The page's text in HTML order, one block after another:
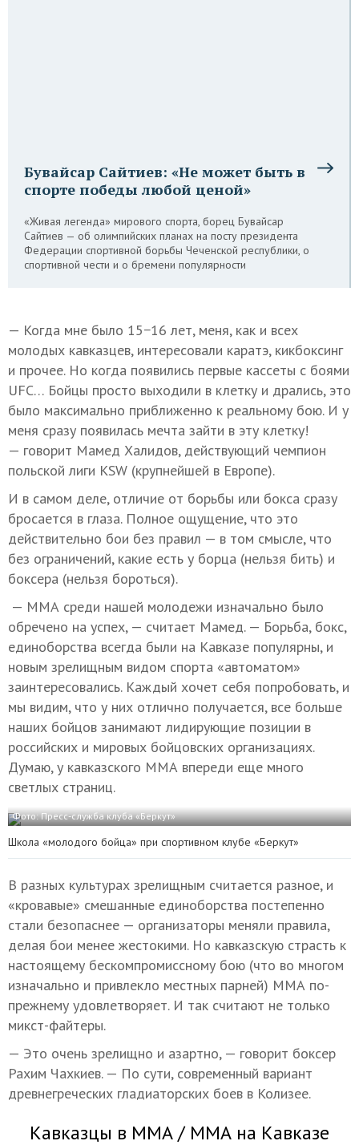
Бувайсар Сайтиев: «Не может быть в
спорте победы любой ценой»
«Живая легенда» мирового спорта, борец Бувайсар
Сайтиев — об олимпийских планах на посту президента
Федерации спортивной борьбы Чеченской республики, о
спортивной чести и о бремени популярности
— Когда мне было 15−16 лет, меня, как и всех
молодых кавказцев, интересовали каратэ, кикбоксинг
и прочее. Но когда появились первые кассеты с боями
UFC… Бойцы просто выходили в клетку и дрались, это
было максимально приближенно к реальному бою. И у
меня сразу появилась мечта зайти в эту клетку!
— говорит Мамед Халидов, действующий чемпион
польской лиги KSW (крупнейшей в Европе).
И в самом деле, отличие от борьбы или бокса сразу
бросается в глаза. Полное ощущение, что это
действительно бои без правил — в том смысле, что
без ограничений, какие есть у борца (нельзя бить) и
боксера (нельзя бороться).
— ММА среди нашей молодежи изначально было
обречено на успех, — считает Мамед. — Борьба, бокс,
единоборства всегда были на Кавказе популярны, и
новым зрелищным видом спорта «автоматом»
заинтересовались. Каждый хочет себя попробовать, и
мы видим, что у них отлично получается, все больше
наших бойцов занимают лидирующие позиции в
российских и мировых бойцовских организациях.
Думаю, у кавказского ММА впереди еще много
светлых страниц.
Фото: Пресс-служба клуба «Беркут»
Школа «молодого бойца» при спортивном клубе «Беркут»
В разных культурах зрелищным считается разное, и
«кровавые» смешанные единоборства постепенно
стали безопаснее — организаторы меняли правила,
делая бои менее жестокими. Но кавказскую страсть к
настоящему бескомпромиссному бою (что во многом
изначально и привлекло местных парней) ММА по-
прежнему удовлетворяет. И так считают не только
микст-файтеры.
— Это очень зрелищно и азартно, — говорит боксер
Рахим Чахкиев. — По сути, современный вариант
древнегреческих гладиаторских боев в Колизее.
Кавказцы в ММА / ММА на Кавказе